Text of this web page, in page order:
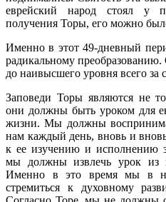
еврейский народ стоял у
получения Торы, его можно
Именно в этот 49-дневный
радикальному
до наивысшего уровня всего за
Заповеди Торы являются не
они должны быть уроком для
жизни. Мы должны
нам каждый день, вновь и
к ее изучению и исполнению
мы должны извлечь урок из
Именно в это время мы в
стремиться к духовному